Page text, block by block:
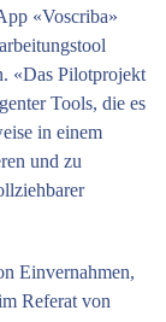
«Voscriba»
«Das Pilotprojekt
Tools, die es
in einem
und zu
Einver­nahmen,
Referat von